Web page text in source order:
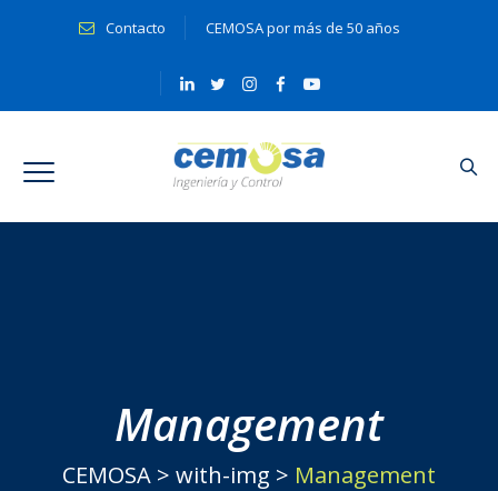
Contacto CEMOSA por más de 50 años
Management
CEMOSA > with-img > Management